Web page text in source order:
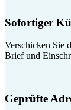
Sofortiger
Verschicken Sie
Brief und
Geprüfte